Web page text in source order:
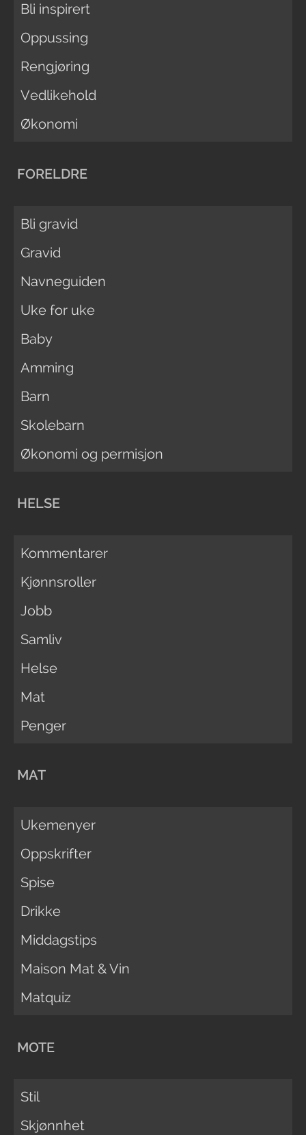
Bli inspirert
Oppussing
Rengjøring
Vedlikehold
Økonomi
FORELDRE
Bli gravid
Gravid
Navneguiden
Uke for uke
Baby
Amming
Barn
Skolebarn
Økonomi og permisjon
HELSE
Kommentarer
Kjønnsroller
Jobb
Samliv
Helse
Mat
Penger
MAT
Ukemenyer
Oppskrifter
Spise
Drikke
Middagstips
Maison Mat & Vin
Matquiz
MOTE
Stil
Skjønnhet